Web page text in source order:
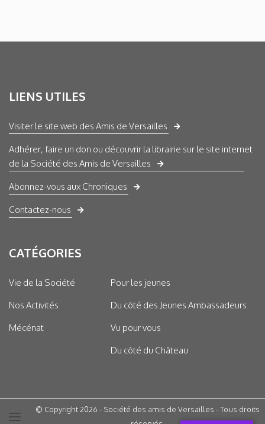
LIENS UTILES
Visiter le site web des Amis de Versailles
Adhérer, faire un don ou découvrir la librairie sur le site internet
de la Société des Amis de Versailles
Abonnez-vous aux Chroniques
Contactez-nous
CATÉGORIES
Vie de la Société
Nos Activités
Mécénat
Pour les jeunes
Du côté des Jeunes Ambassadeurs
Vu pour vous
Du côté du Château
© Copyright 2026 - Société des amis de Versailles - Tous droits